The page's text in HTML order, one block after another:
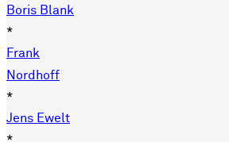
Boris Blank
*
Frank
Nordhoff
*
Jens Ewelt